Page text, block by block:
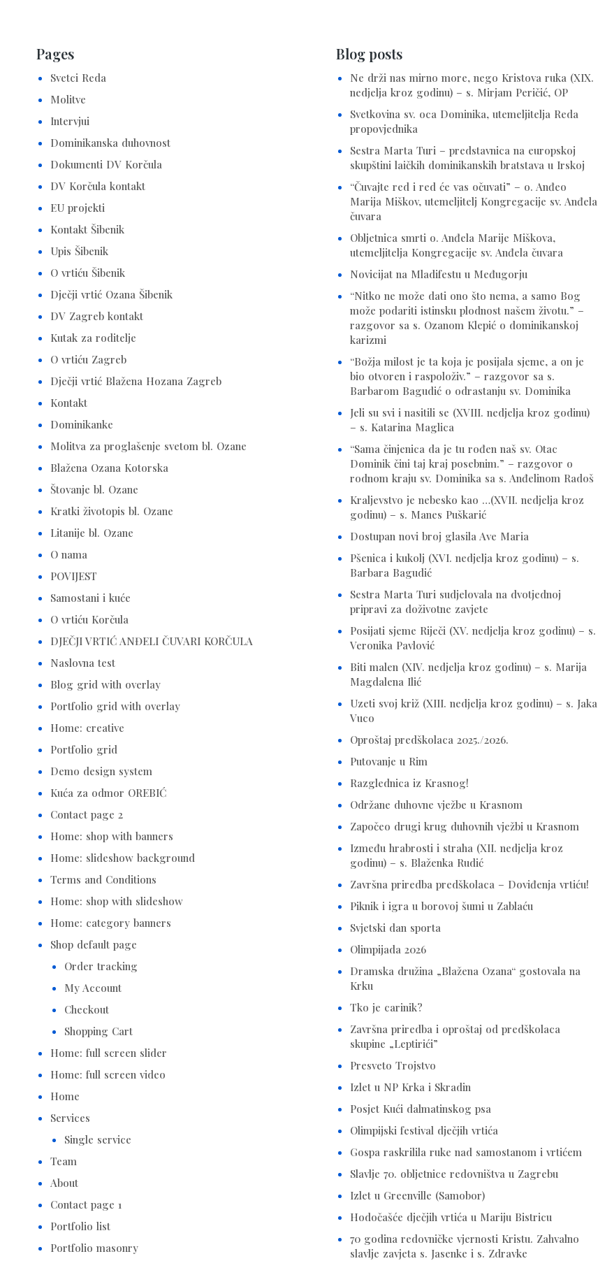
Pages
Svetci Reda
Molitve
Intervjui
Dominikanska duhovnost
Dokumenti DV Korčula
DV Korčula kontakt
EU projekti
Kontakt Šibenik
Upis Šibenik
O vrtiću Šibenik
Dječji vrtić Ozana Šibenik
DV Zagreb kontakt
Kutak za roditelje
O vrtiću Zagreb
Dječji vrtić Blažena Hozana Zagreb
Kontakt
Dominikanke
Molitva za proglašenje svetom bl. Ozane
Blažena Ozana Kotorska
Štovanje bl. Ozane
Kratki životopis bl. Ozane
Litanije bl. Ozane
O nama
POVIJEST
Samostani i kuće
O vrtiću Korčula
DJEČJI VRTIĆ ANĐELI ČUVARI KORČULA
Naslovna test
Blog grid with overlay
Portfolio grid with overlay
Home: creative
Portfolio grid
Demo design system
Kuća za odmor OREBIĆ
Contact page 2
Home: shop with banners
Home: slideshow background
Terms and Conditions
Home: shop with slideshow
Home: category banners
Shop default page
Order tracking
My Account
Checkout
Shopping Cart
Home: full screen slider
Home: full screen video
Home
Services
Single service
Team
About
Contact page 1
Portfolio list
Portfolio masonry
Blog posts
Ne drži nas mirno more, nego Kristova ruka (XIX.
nedjelja kroz godinu) – s. Mirjam Peričić, OP
Svetkovina sv. oca Dominika, utemeljitelja Reda
propovjednika
Sestra Marta Turi – predstavnica na europskoj
skupštini laičkih dominikanskih bratstava u Irskoj
“Čuvajte red i red će vas očuvati” – o. Anđeo
Marija Miškov, utemeljitelj Kongregacije sv. Anđela
čuvara
Obljetnica smrti o. Anđela Marije Miškova,
utemeljitelja Kongregacije sv. Anđela čuvara
Novicijat na Mladifestu u Međugorju
“Nitko ne može dati ono što nema, a samo Bog
može podariti istinsku plodnost našem životu.” –
razgovor sa s. Ozanom Klepić o dominikanskoj
karizmi
“Božja milost je ta koja je posijala sjeme, a on je
bio otvoren i raspoloživ.” – razgovor sa s.
Barbarom Bagudić o odrastanju sv. Dominika
Jeli su svi i nasitili se (XVIII. nedjelja kroz godinu)
– s. Katarina Maglica
“Sama činjenica da je tu rođen naš sv. Otac
Dominik čini taj kraj posebnim.” – razgovor o
rodnom kraju sv. Dominika sa s. Anđelinom Radoš
Kraljevstvo je nebesko kao …(XVII. nedjelja kroz
godinu) – s. Manes Puškarić
Dostupan novi broj glasila Ave Maria
Pšenica i kukolj (XVI. nedjelja kroz godinu) – s.
Barbara Bagudić
Sestra Marta Turi sudjelovala na dvotjednoj
pripravi za doživotne zavjete
Posijati sjeme Riječi (XV. nedjelja kroz godinu) – s.
Veronika Pavlović
Biti malen (XIV. nedjelja kroz godinu) – s. Marija
Magdalena Ilić
Uzeti svoj križ (XIII. nedjelja kroz godinu) – s. Jaka
Vuco
Oproštaj predškolaca 2025./2026.
Putovanje u Rim
Razglednica iz Krasnog!
Održane duhovne vježbe u Krasnom
Započeo drugi krug duhovnih vježbi u Krasnom
Između hrabrosti i straha (XII. nedjelja kroz
godinu) – s. Blaženka Rudić
Završna priredba predškolaca – Doviđenja vrtiću!
Piknik i igra u borovoj šumi u Zablaću
Svjetski dan sporta
Olimpijada 2026
Dramska družina „Blažena Ozana“ gostovala na
Krku
Tko je carinik?
Završna priredba i oproštaj od predškolaca
skupine „Leptirići”
Presveto Trojstvo
Izlet u NP Krka i Skradin
Posjet Kući dalmatinskog psa
Olimpijski festival dječjih vrtića
Gospa raskrilila ruke nad samostanom i vrtićem
Slavlje 70. obljetnice redovništva u Zagrebu
Izlet u Greenville (Samobor)
Hodočašće dječjih vrtića u Mariju Bistricu
70 godina redovničke vjernosti Kristu. Zahvalno
slavlje zavjeta s. Jasenke i s. Zdravke